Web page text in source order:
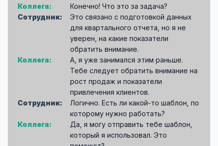
Коллега:
Конечно! Что это за задача?
Сотрудник:
Это связано с подготовкой данных
для квартального отчета, но я не
уверен, на какие показатели
обратить внимание.
Коллега:
А, я уже занимался этим раньше.
Тебе следует обратить внимание на
рост продаж и показатели
привлечения клиентов.
Сотрудник:
Логично. Есть ли какой-то шаблон, по
которому нужно работать?
Коллега:
Да, я могу отправить тебе шаблон,
который я использовал. Это